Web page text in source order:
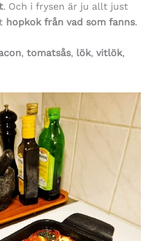
. Och i frysen är ju allt just
hopkok från vad som fanns.
, tomatsås, lök, vitlök,